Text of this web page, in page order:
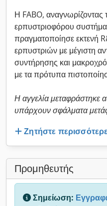
Η FABO, αναγνωρίζοντας
ερπυστριοφόρου
πραγματοποίησε εκτενή
ερπυστριών με μέγιστη
συντήρησης και
με τα πρότυπα
Η αγγελία μεταφράστηκε
υπάρχουν σφάλματα
Ζητήστε
Προμηθευτής
Σημείωση: